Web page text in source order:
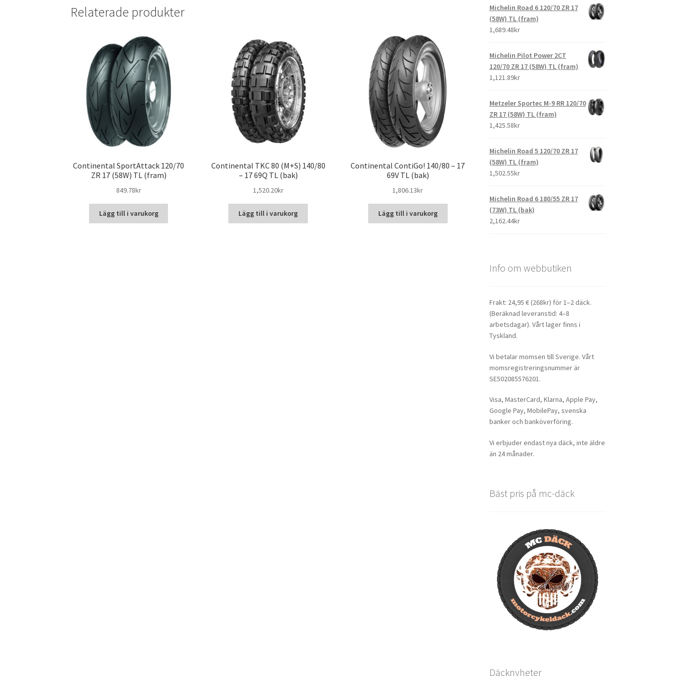
Relaterade produkter
Continental SportAttack 120/70
ZR 17 (58W) TL (fram)
849.78kr
Lägg till i varukorg
Continental TKC 80 (M+S) 140/80
– 17 69Q TL (bak)
1,520.20kr
Lägg till i varukorg
Continental ContiGo! 140/80 – 17
69V TL (bak)
1,806.13kr
Lägg till i varukorg
Michelin Road 6 120/70 ZR 17
(58W) TL (fram)
1,689.48kr
Michelin Pilot Power 2CT
120/70 ZR 17 (58W) TL (fram)
1,121.89kr
Metzeler Sportec M-9 RR 120/70
ZR 17 (58W) TL (fram)
1,425.58kr
Michelin Road 5 120/70 ZR 17
(58W) TL (fram)
1,502.55kr
Michelin Road 6 180/55 ZR 17
(73W) TL (bak)
2,162.44kr
Info om webbutiken
Frakt: 24,95 € (268kr) för 1–2 däck.
(Beräknad leveranstid: 4–8
arbetsdagar). Vårt lager finns i
Tyskland.
Vi betalar momsen till Sverige. Vårt
momsregistreringsnummer är
SE502085576201.
Visa, MasterCard, Klarna, Apple Pay,
Google Pay, MobilePay, svenska
banker och banköverföring.
Vi erbjuder endast nya däck, inte äldre
än 24 månader.
Bäst pris på mc-däck
Däcknyheter